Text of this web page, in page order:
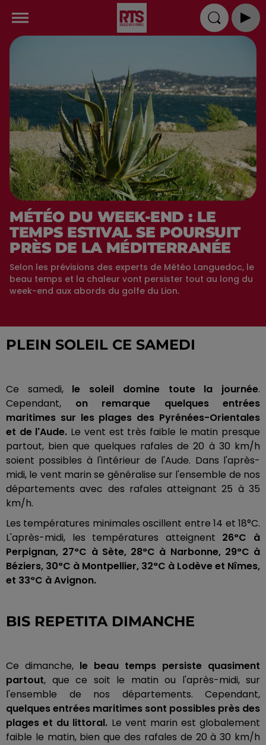
MÉTÉO DU WEEK-END : LE
TEMPS ESTIVAL SE POURSUIT
PRÈS DE LA MÉDITERRANÉE
Selon les prévisions des experts de Météo Languedoc, le
beau temps et la chaleur vont persister tout au long du
week-end aux abords du golfe du Lion.
PLEIN SOLEIL CE SAMEDI
Ce samedi, le soleil domine toute la journée.
Cependant, on remarque quelques entrées
maritimes sur les plages des Pyrénées-Orientales
et de l'Aude. Le vent est très faible le matin presque
partout, bien que quelques rafales de 20 à 30 km/h
soient possibles à l'intérieur de l'Aude. Dans l'après-
midi, le vent marin se généralise sur l'ensemble de nos
départements avec des rafales atteignant 25 à 35
km/h.
Les températures minimales oscillent entre 14 et 18°C.
L'après-midi, les températures atteignent 26°C à
Perpignan, 27°C à Sète, 28°C à Narbonne, 29°C à
Béziers, 30°C à Montpellier, 32°C à Lodève et Nîmes,
et 33°C à Avignon.
BIS REPETITA DIMANCHE
Ce dimanche, le beau temps persiste quasiment
partout, que ce soit le matin ou l'après-midi, sur
l'ensemble de nos départements. Cependant,
quelques entrées maritimes sont possibles près des
plages et du littoral. Le vent marin est globalement
faible le matin, bien que des rafales de 20 à 30 km/h